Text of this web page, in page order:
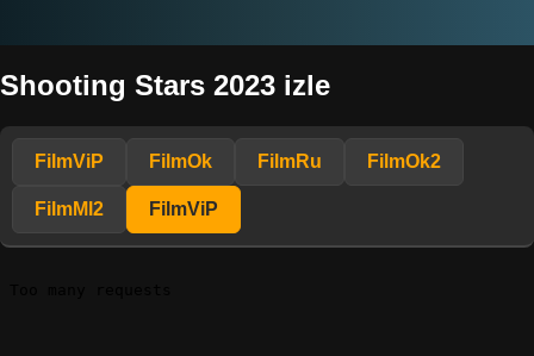
Shooting Stars 2023 izle
FilmViP FilmOk FilmRu FilmOk2
FilmMl2 FilmViP